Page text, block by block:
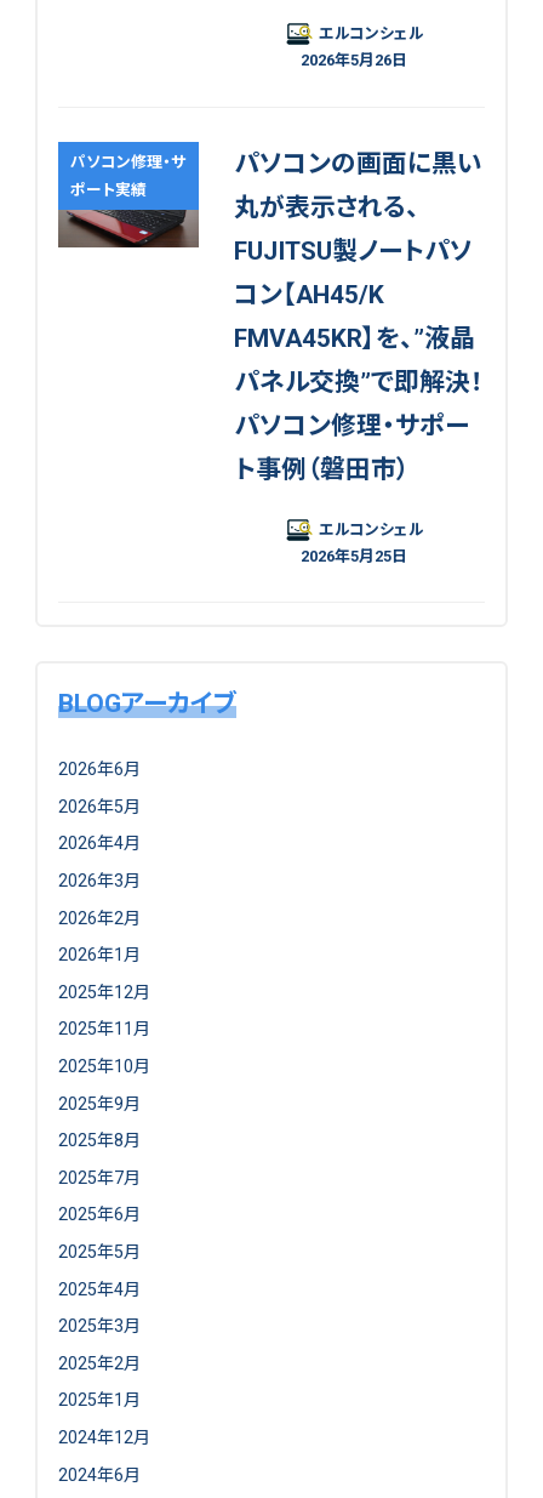
エルコンシェル
2026年5月26日
パソコン修理・サ
ポート実績
パソコンの画面に黒い
丸が表示される、
FUJITSU製ノートパソ
コン【AH45/K
FMVA45KR】を、”液晶
パネル交換”で即解決！
パソコン修理・サポー
ト事例（磐田市）
エルコンシェル
2026年5月25日
BLOGアーカイブ
2026年6月
2026年5月
2026年4月
2026年3月
2026年2月
2026年1月
2025年12月
2025年11月
2025年10月
2025年9月
2025年8月
2025年7月
2025年6月
2025年5月
2025年4月
2025年3月
2025年2月
2025年1月
2024年12月
2024年6月